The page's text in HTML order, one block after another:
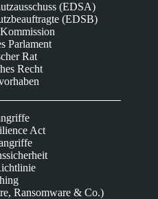
(EDSA)
(EDSB)
Parlament
Rat
Recht
Act
Ransomware & Co.)